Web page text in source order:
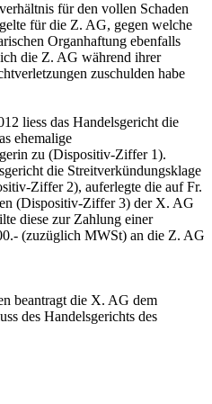
für den vollen Schaden
für die Z. AG, gegen welche
Organhaftung ebenfalls
die Z. AG während ihrer
zuschulden habe
liess das Handelsgericht die
ehemalige
zu (Dispositiv-Ziffer 1).
die Streitverkündungsklage
Ziffer 2), auferlegte die auf Fr.
(Dispositiv-Ziffer 3) der X. AG
diese zur Zahlung einer
(zuzüglich MWSt) an die Z. AG
beantragt die X. AG dem
des Handelsgerichts des